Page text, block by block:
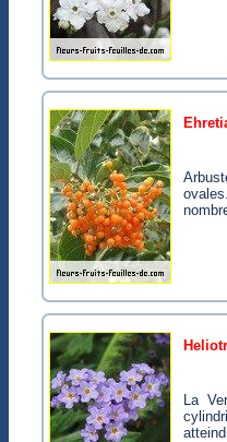
Arbuste à arbre à feuilles largement
La Verveine marron possède des tiges